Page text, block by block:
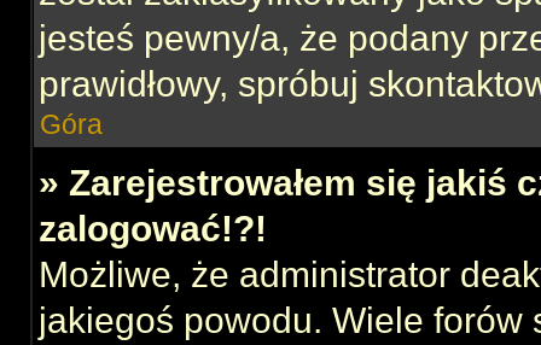
jesteś pewny/a, że podany
prawidłowy, spróbuj
Góra
» Zarejestrowałem się jakiś
zalogować!?!
Możliwe, że administrator
jakiegoś powodu. Wiele forów